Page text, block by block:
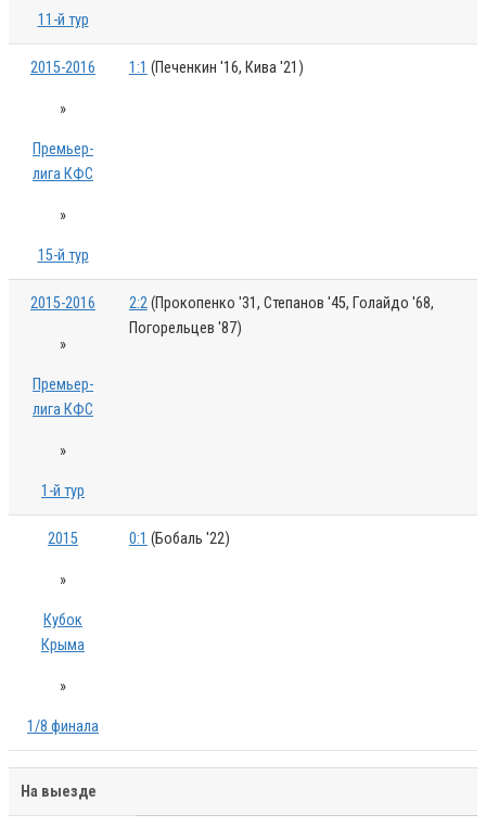
11-й тур
2015-2016
»
Премьер-
лига КФС
»
15-й тур
1:1 (Печенкин '16, Кива '21)
2015-2016
»
Премьер-
лига КФС
»
1-й тур
2:2(Прокопенко '31, Степанов '45, Голайдо '68,
Погорельцев '87)
2015
»
Кубок
Крыма
»
1/8 финала
0:1 (Бобаль '22)
На выезде